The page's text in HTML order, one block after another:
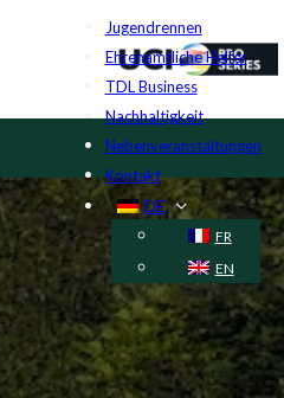
Jugendrennen
Ehrenamtliche Helfer
TDL Business
Nachhaltigkeit
Nebenveranstaltungen
Kontakt
DE
FR
EN